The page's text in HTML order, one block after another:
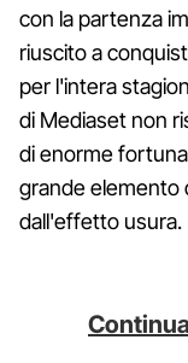
con la partenza
riuscito a
per l'intera
di Mediaset non
di enorme
grande elemento
dall'effetto usura.